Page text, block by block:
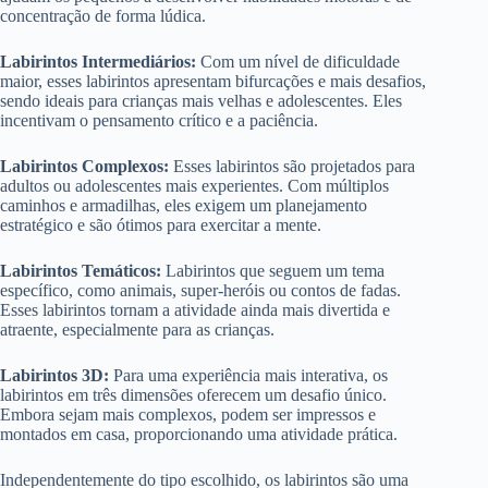
concentração de forma lúdica.
Labirintos Intermediários: Com um nível de dificuldade
maior, esses labirintos apresentam bifurcações e mais desafios,
sendo ideais para crianças mais velhas e adolescentes. Eles
incentivam o pensamento crítico e a paciência.
Labirintos Complexos: Esses labirintos são projetados para
adultos ou adolescentes mais experientes. Com múltiplos
caminhos e armadilhas, eles exigem um planejamento
estratégico e são ótimos para exercitar a mente.
Labirintos Temáticos: Labirintos que seguem um tema
específico, como animais, super-heróis ou contos de fadas.
Esses labirintos tornam a atividade ainda mais divertida e
atraente, especialmente para as crianças.
Labirintos 3D: Para uma experiência mais interativa, os
labirintos em três dimensões oferecem um desafio único.
Embora sejam mais complexos, podem ser impressos e
montados em casa, proporcionando uma atividade prática.
Independentemente do tipo escolhido, os labirintos são uma